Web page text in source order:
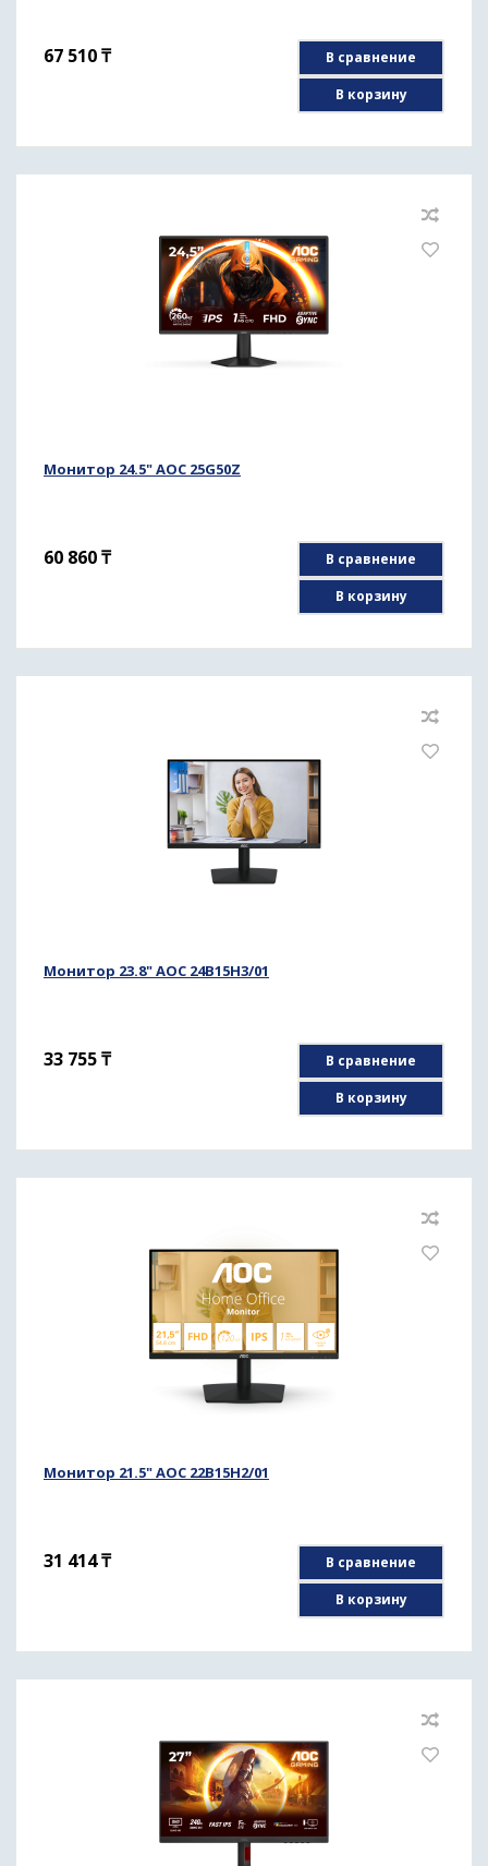
67 510₸
В сравнение
В корзину
Монитор 24.5" AOC 25G50Z
60 860₸
В сравнение
В корзину
Монитор 23.8" AOC 24B15H3/01
33 755₸
В сравнение
В корзину
Монитор 21.5" AOC 22B15H2/01
31 414₸
В сравнение
В корзину